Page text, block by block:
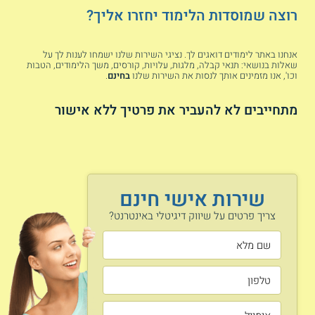
כדי ניתוח דפוסי גלישה.
קורס קידום אתרים- מקדמי אתרים עוסקים
בהעלאת דירוג של דפים ובלוגים ברשימת
התוצאות במנועי החיפוש. מנהלי שיווק, יזמים
ובעלי חברות יכולים לקחת חלק בקורסים של
קורס שיווק ברשתות חברתיות - השיווק
ברשתות החברתיות הוכח כיעיל יותר מכל
מדיה אחרת, אולם יש צורך להבין את פעילות
הפלטפורמות כדי לנהל בהן קמפיין פרסום
יעיל ורווחי. הלימודים מספקים כלים לבניית
אסטרטגיות שיווקיות, ולמדידת מספר
שירות אישי חינם
צריך פרטים על שיווק דיגיטלי באינטרנט?
רוצה שמוסדות הלימוד יחזרו אליך?
אנחנו באתר לימודים דואגים לך. נציגי השירות שלנו ישמחו לענות לך על
שאלות בנושאי: תנאי קבלה, מלגות, עלויות, קורסים, משך הלימודים, הטבות
וכו', אנו מזמינים אותך לנסות את השירות שלנובחינם.
מתחייבים לא להעביר את פרטיך ללא אישור